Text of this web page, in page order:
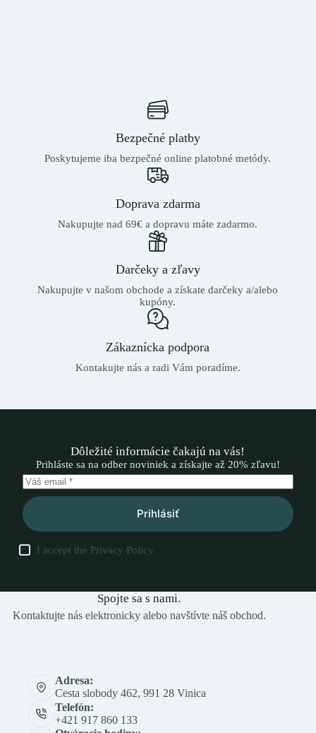
Bezpečné platby
Poskytujeme iba bezpečné online platobné metódy.
Doprava zdarma
Nakupujte nad 69€ a dopravu máte zadarmo.
Darčeky a zľavy
Nakupujte v našom obchode a získate darčeky a/alebo
kupóny.
Zákaznícka podpora
Kontakujte nás a radi Vám poradíme.
Dôležité informácie čakajú na vás!
Prihláste sa na odber noviniek a získajte až 20% zľavu!
Prihlásiť
I accept the Privacy Policy
Spojte sa s nami.
Kontaktujte nás elektronicky alebo navštívte náš obchod.
Adresa:
Cesta slobody 462, 991 28 Vinica
Telefón:
+421 917 860 133